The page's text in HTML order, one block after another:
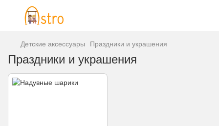
Детские аксессуары Праздники и украшения
Праздники и украшения